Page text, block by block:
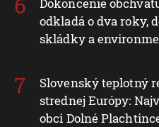
odkladá o dva roky,
skládky a
Slovenský teplotný
strednej Európy:
obci Dolné